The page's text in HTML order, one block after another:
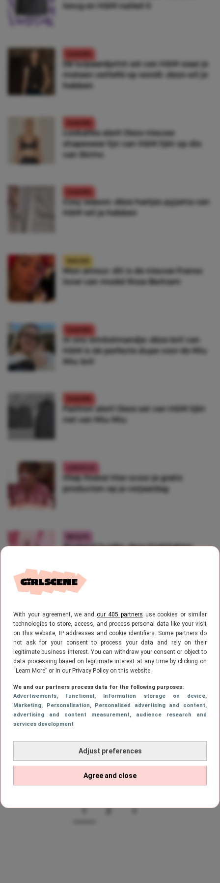
With your agreement, we andour 405 partners use cookies or similar
technologies to store, access, and process personal data like your visit
on this website, IP addresses and cookie identifiers. Some partners do
not ask for your consent to process your data and rely on their
legitimate business interest. You can withdraw your consent or object to
data processing based on legitimate interest at any time by clicking on
“Learn More” or in our Privacy Policy on this website.
We and our partners process data for the following purposes:
Advertisements, Functional , Information storage on device,
Marketing, Personalisation, Personalised advertising and content,
advertising and content measurement, audience research and
services development
Adjust preferences
Agree and close
terug en H&M nailed it
Dé luipaardprint set van H&M waar je
meteen verliefd op wordt: deze wil je
hebben
Lookalike alert! Deze nieuwe
shapewear lijn van H&M lijkt op die
van Skims
Cosy season: déze hartjes pyjama van
H&M wil je hebben
Mon amour: dit is de nieuwe Franse
lover van model Rose Bertram
In ons winkelmandje: déze bril van
H&M is de perfecte dupe voor de Miu
Miu-bril
Fashion alert! Deze set van H&M lijkt
net van Miu Miu
Hiep Hoera! Hier scoor je gratis
producten op je verjaardag
Stralend huidje: deze highlighter
Dupe alert: deze top van H&M lijkt
precies op die van GANNI
FASHION
Deze H&M broek is een must-have
voor jouw NYE-party
LIFESTYLE
Twinning is winning: deze trendy trui
voor je hond wil je hebben
Page
1 PAGE
2